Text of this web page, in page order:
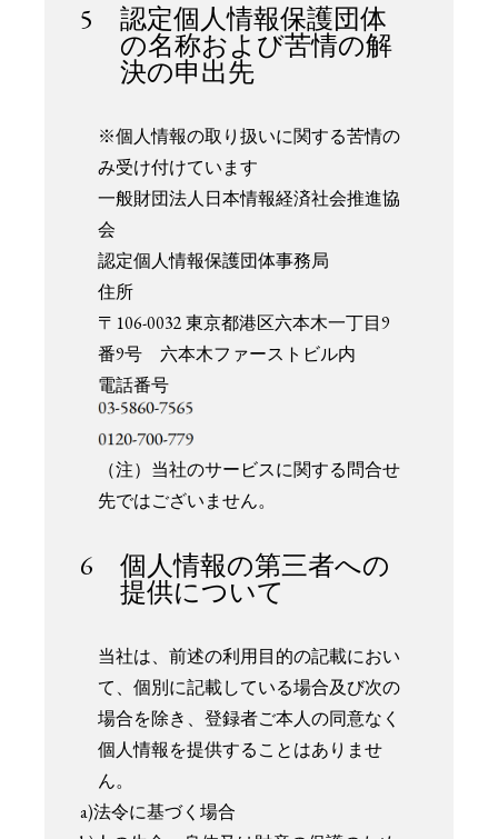
5 認定個人情報保護団体
の名称および苦情の解
決の申出先
※個人情報の取り扱いに関する苦情の
み受け付けています
一般財団法人日本情報経済社会推進協
会
認定個人情報保護団体事務局
住所
〒106-0032 東京都港区六本木一丁目9
番9号 六本木ファーストビル内
電話番号
（注）当社のサービスに関する問合せ
先ではございません。
6 個人情報の第三者への
提供について
当社は、前述の利用目的の記載におい
て、個別に記載している場合及び次の
場合を除き、登録者ご本人の同意なく
個人情報を提供することはありませ
ん。
a)法令に基づく場合